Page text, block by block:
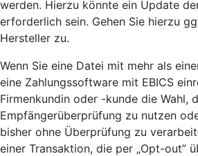
werden. Hierzu könnte ein Update
erforderlich sein. Gehen Sie hierzu
Hersteller zu.
Wenn Sie eine Datei mit mehr als
eine Zahlungssoftware mit EBICS
Firmenkundin oder -kunde die Wahl,
Empfängerüberprüfung zu nutzen
bisher ohne Überprüfung zu
einer Transaktion, die per „Opt-out”